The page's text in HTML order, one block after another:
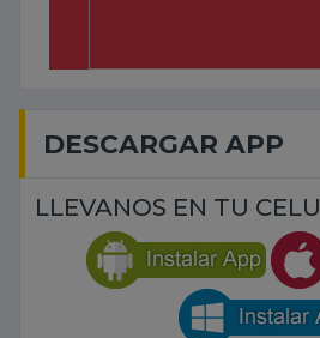
DESCARGAR APP
LLEVANOS EN TU CELU